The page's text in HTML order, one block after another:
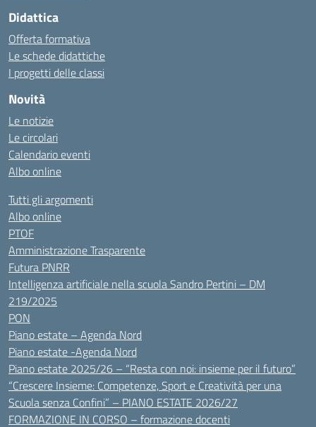
Didattica
Offerta formativa
Le schede didattiche
I progetti delle classi
Novità
Le notizie
Le circolari
Calendario eventi
Albo online
Tutti gli argomenti
Albo online
PTOF
Amministrazione Trasparente
Futura PNRR
Intelligenza artificiale nella scuola Sandro Pertini – DM
219/2025
PON
Piano estate – Agenda Nord
Piano estate -Agenda Nord
Piano estate 2025/26 – “Resta con noi: insieme per il futuro”
“Crescere Insieme: Competenze, Sport e Creatività per una
Scuola senza Confini” – PIANO ESTATE 2026/27
FORMAZIONE IN CORSO – formazione docenti